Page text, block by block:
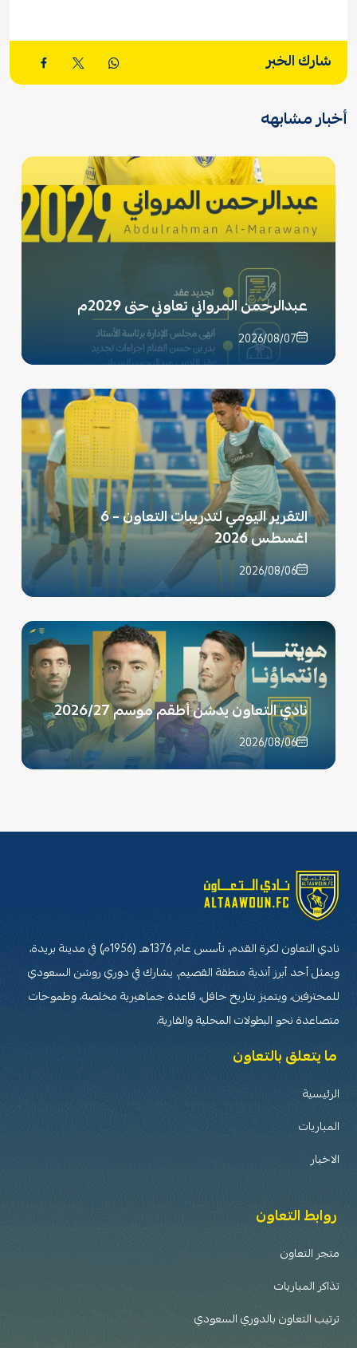
شارك الخبر
أخبار مشابهه
عبدالرحمن المرواني تعاوني حتى 2029م
2026/08/07
التقرير اليومي لتدريبات التعاون – 6
اغسطس 2026
2026/08/06
نادي التعاون يدشن أطقم موسم 2026/27
2026/08/06
نادي التعاون لكرة القدم، تأسس عام 1376هـ (1956م) في مدينة بريدة،
ويمثل أحد أبرز أندية منطقة القصيم. يشارك في دوري روشن السعودي
للمحترفين، ويتميز بتاريخ حافل، قاعدة جماهيرية مخلصة، وطموحات
متصاعدة نحو البطولات المحلية والقارية.
ما يتعلق بالتعاون
الرئيسية
المباريات
الاخبار
روابط التعاون
متجر التعاون
تذاكر المباريات
ترتيب التعاون بالدوري السعودي